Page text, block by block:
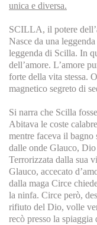
unica e diversa.
SCILLA, il potere
Nasce da una
leggenda di Scilla. In
dell’amore. L’amore
forte della vita stessa.
magnetico segreto di
Si narra che Scilla
Abitava le coste
mentre faceva il
dalle onde Glauco, Dio
Terrorizzata dalla sua
Glauco, accecato
dalla maga Circe
la ninfa. Circe però,
rifiuto del Dio, volle
recò presso la